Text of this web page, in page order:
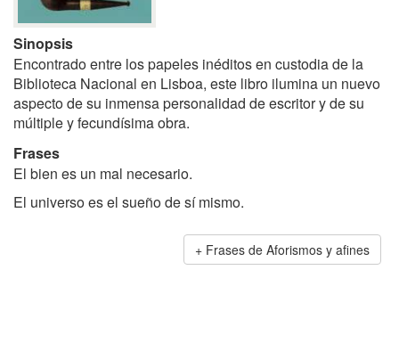
Sinopsis
Encontrado entre los papeles inéditos en custodia de la
Biblioteca Nacional en Lisboa, este libro ilumina un nuevo
aspecto de su inmensa personalidad de escritor y de su
múltiple y fecundísima obra.
Frases
El bien es un mal necesario.
El universo es el sueño de sí mismo.
Frases de Aforismos y afines